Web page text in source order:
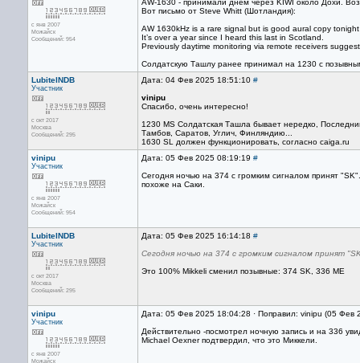
с янв 2007
Можайск
Сообщений: 954
AW-1630 - принимали днем через KIWI около Дохи.
Вот письмо от Steve Whitt (Шотландия):
AW 1630kHz is a rare signal but is good aural copy
It’s over a year since I heard this last in Scotland.
Previously daytime monitoring via remote receivers
Солдатскую Ташлу ранее принимал на 1230 с
LubitelNDB
Участник
с окт 2017
Москва
Сообщений: 295
Дата: 04 Фев 2025 18:51:10 #
vinipu
Спасибо, очень интересно!
1230 MS Солдатская Ташла бывает нередко,
Тамбов, Саратов, Углич, Финляндию...
1630 SL должен функционировать, согласно caiga.ru
vinipu
Участник
с янв 2007
Можайск
Сообщений: 954
Дата: 05 Фев 2025 08:19:19 #
Сегодня ночью на 374 с громким сигналом принят
похоже на Саки.
LubitelNDB
Участник
с окт 2017
Москва
Сообщений: 295
Дата: 05 Фев 2025 16:14:18 #
Сегодня ночью на 374 с громким сигналом принят
Это 100% Mikkeli сменил позывные: 374 SK, 336 ME
vinipu
Участник
с янв 2007
Можайск
Дата: 05 Фев 2025 18:04:28 · Поправил: vinipu (05 Фев
Действительно -посмотрел ночную запись и на 336
Michael Oexner подтвердил, что это Миккели.